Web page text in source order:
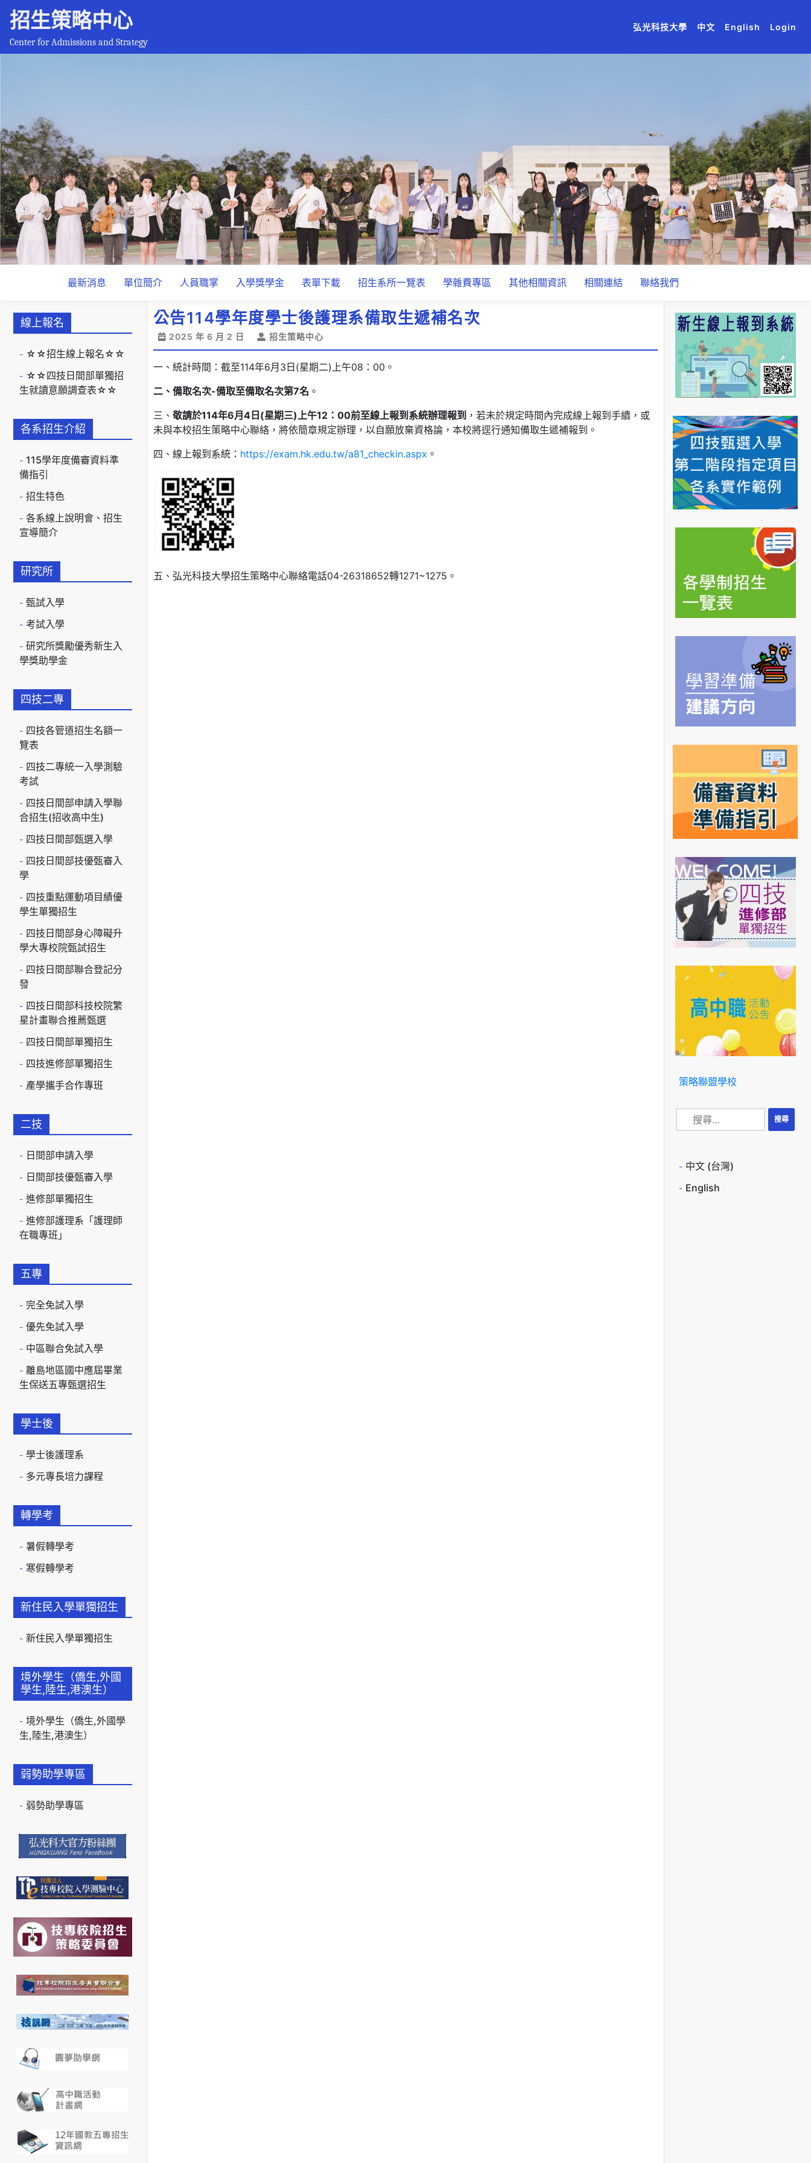
招生策略中心
Center for Admissions and Strategy
(current)
(current)
弘光科技大學 (current)
中文 (current)
English (current)
Login
最新消息 單位簡介 人員職掌 入學獎學金 表單下載 招生系所一覽表 學雜費專區 其他相關資訊 相關連結 聯絡我們
線上報名
☆☆招生線上報名☆☆
☆☆四技日間部單獨招
生就讀意願調查表☆☆
各系招生介紹
115學年度備審資料準
備指引
招生特色
各系線上說明會、招生
宣導簡介
研究所
甄試入學
考試入學
研究所獎勵優秀新生入
學獎助學金
四技二專
四技各管道招生名額一
覽表
四技二專統一入學測驗
考試
四技日間部申請入學聯
合招生(招收高中生)
四技日間部甄選入學
四技日間部技優甄審入
學
四技重點運動項目績優
學生單獨招生
四技日間部身心障礙升
學大專校院甄試招生
四技日間部聯合登記分
發
四技日間部科技校院繁
星計畫聯合推薦甄選
四技日間部單獨招生
四技進修部單獨招生
產學攜手合作專班
二技
日間部申請入學
日間部技優甄審入學
進修部單獨招生
進修部護理系「護理師
在職專班」
五專
完全免試入學
優先免試入學
中區聯合免試入學
離島地區國中應屆畢業
生保送五專甄選招生
學士後
學士後護理系
多元專長培力課程
轉學考
暑假轉學考
寒假轉學考
新住民入學單獨招生
新住民入學單獨招生
境外學生（僑生,外國
學生,陸生,港澳生）
境外學生（僑生,外國學
生,陸生,港澳生）
弱勢助學專區
弱勢助學專區
公告114學年度學士後護理系備取生遞補名次
2025 年 6 月 2 日 招生策略中心
一、統計時間：截至114年6月3日(星期二)上午08：00。
二、備取名次-備取至備取名次第7名 。
三、 敬請於114年6月4日(星期三)上午12：00前至線上報到系統辦理報到 ，若未於規定時間內完成線上報到手續，或
未與本校招生策略中心聯絡，將依簡章規定辦理，以自願放棄資格論，本校將逕行通知備取生遞補報到。
四、線上報到系統： https://exam.hk.edu.tw/a81_checkin.aspx 。
五、弘光科技大學招生策略中心聯絡電話04-26318652轉1271~1275。
策略聯盟學校
中文 (台灣)
English